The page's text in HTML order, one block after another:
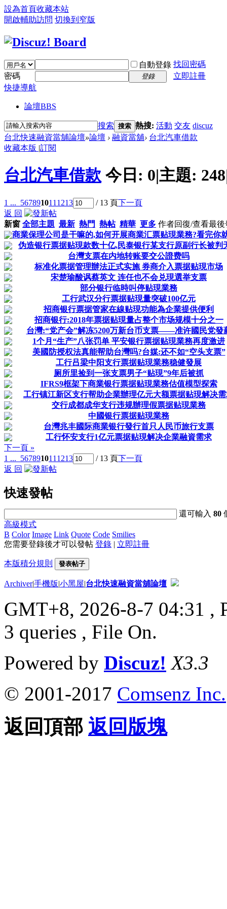
設為首頁收藏本站
開啟輔助訪問 切換到窄版
自動登錄 找回密碼
密碼
登錄
立即註冊
快捷導航
論壇BBS
搜索 搜索 熱搜: 活動 交友 discuz
台北快速融資當舖論壇»論壇 › 融資當舖› 台北汽車借款
收藏本版 |訂閱
台北汽車借款 今日: 0|主題: 248
1 ... 567891011 1213 / 13 頁下一頁
返 回
新窗 全部主題 最新 熱門 熱帖 精華 更多 作者回復/查看最後
商業保理公司是干嘛的,如何开展商業汇票贴現業務?看完你
伪造银行票据贴現款数十亿,民泰银行某支行原副行长被判
台灣支票在内地转账要交公證费吗
标准化票据管理辦法正式实施 券商介入票据贴現市场
宋楚瑜酸讽蔡英文 连任也不会兑現選举支票
部分银行临時叫停贴現業務
工行武汉分行票据贴現量突破100亿元
招商银行票据管家在線贴現功能為企業提供便利
招商银行:2018年票据贴現量占整个市场规模十分之一
台灣:“党产会”解冻5200万新台币支票——准许國民党發
1个月“生产”八张罚单 平安银行票据贴現業務再度激进
美國防授权法真能帮助台灣吗?台媒:还不如“空头支票”
工行吕梁中阳支行票据贴現業務稳健發展
厕所里捡到一张支票男子“贴現”9年后被抓
IFRS9框架下商業银行票据贴現業務估值模型探索
工行镇江新区支行帮助企業辦理亿元大额票据贴現解决
交行成都成华支行违规辦理假票据贴現業務
中國银行票据贴現業務
台灣兆丰國际商業银行發行首只人民币旅行支票
工行怀安支行1亿元票据贴現解决企業融資需求
下一頁 »
1 ... 567891011 1213 / 13 頁下一頁
返 回
快速發帖
還可輸入80
高級模式
B Color Image Link Quote Code Smilies
您需要登錄後才可以發帖 登錄 | 立即註冊
本版積分規則 發表帖子
Archiver|手機版|小黑屋|台北快速融資當舖論壇
GMT+8, 2026-8-7 04:31 ,
3 queries , File On.
Powered by Discuz! X3.3
© 2001-2017 Comsenz Inc.
返回頂部 返回版塊